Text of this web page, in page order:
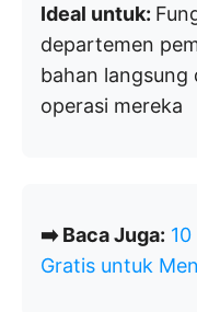
Ideal untuk:
departemen
bahan langsung
operasi mereka
➡️ Baca Juga:
Gratis untuk